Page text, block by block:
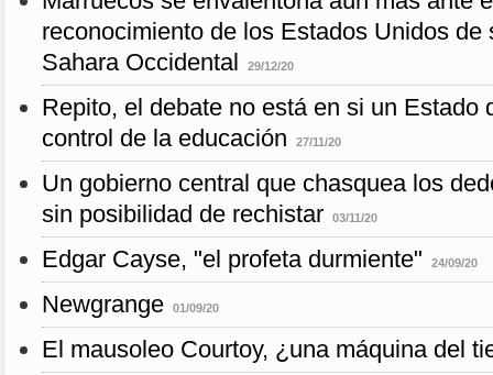
reconocimiento de los Estados Unidos de
Sahara Occidental
29/12/20
Repito, el debate no está en si un Estado
control de la educación
27/11/20
Un gobierno central que chasquea los
sin posibilidad de rechistar
03/11/20
Edgar Cayse, "el profeta durmiente" 24/09/20
Newgrange 01/09/20
El mausoleo Courtoy, ¿una máquina del